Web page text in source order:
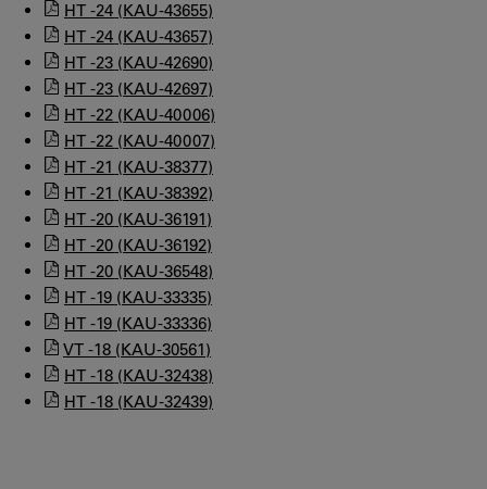
HT -24 (KAU-43655)
HT -24 (KAU-43657)
HT -23 (KAU-42690)
HT -23 (KAU-42697)
HT -22 (KAU-40006)
HT -22 (KAU-40007)
HT -21 (KAU-38377)
HT -21 (KAU-38392)
HT -20 (KAU-36191)
HT -20 (KAU-36192)
HT -20 (KAU-36548)
HT -19 (KAU-33335)
HT -19 (KAU-33336)
VT -18 (KAU-30561)
HT -18 (KAU-32438)
HT -18 (KAU-32439)